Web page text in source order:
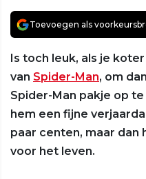
Toevoegen als
Is toch leuk, als je koter
van Spider-Man, om
Spider-Man pakje op
hem een fijne
paar centen, maar dan
voor het leven.